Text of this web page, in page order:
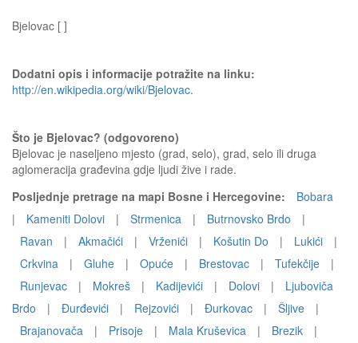
Bjelovac [ ]
Dodatni opis i informacije potražite na linku:
http://en.wikipedia.org/wiki/Bjelovac.
Što je Bjelovac? (odgovoreno)
Bjelovac je naseljeno mjesto (grad, selo), grad, selo ili druga
aglomeracija građevina gdje ljudi žive i rade.
Posljednje pretrage na mapi Bosne i Hercegovine:
Bobara
|
Kameniti Dolovi | Strmenica | Butrnovsko Brdo
|
Ravan
| Akmačići | Vrženići | Košutin Do | Lukići
|
Crkvina
| Gluhe | Opuće | Brestovac | Tufekčije
|
Runjevac
| Mokreš | Kadijevići | Dolovi |
Ljuboviča
Brdo
| Đurđevići | Rejzovići | Đurkovac | Šljive
|
Brajanovača
| Prisoje | Mala Kruševica | Brezik |